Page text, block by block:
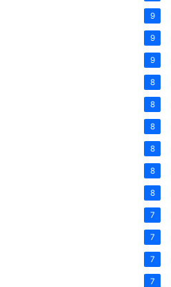
9
9
9
8
8
8
8
8
8
7
7
7
7